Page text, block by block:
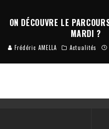
ON DÉCOUVRE LE
MARDI ?
Frédéric AMELLA Actualités